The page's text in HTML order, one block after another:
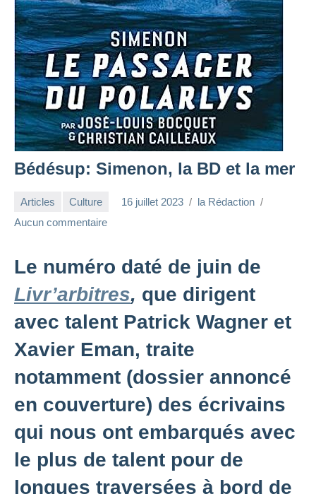
Bédésup: Simenon, la BD et la mer
Articles Culture 16 juillet 2023
la Rédaction
Aucun commentaire
Le numéro daté de juin de
Livr’arbitres, que dirigent
avec talent Patrick Wagner et
Xavier Eman, traite
notamment (dossier annoncé
en couverture) des écrivains
qui nous ont embarqués avec
le plus de talent pour de
longues traversées à bord de